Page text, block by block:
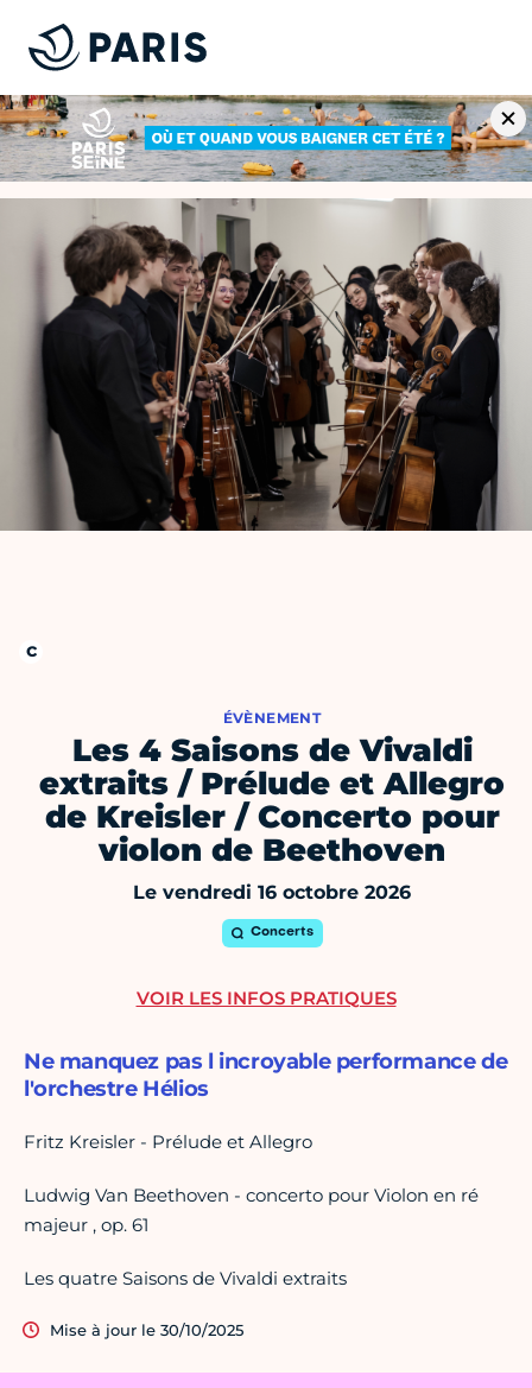
ÉVÈNEMENT
Les 4 Saisons de Vivaldi
extraits / Prélude et Allegro
de Kreisler / Concerto pour
violon de Beethoven
Le vendredi 16 octobre 2026
Concerts
Ne manquez pas l incroyable performance de
l'orchestre Hélios
Fritz Kreisler - Prélude et Allegro
Ludwig Van Beethoven - concerto pour Violon en ré
majeur , op. 61
Les quatre Saisons de Vivaldi extraits
Mise à jour le 30/10/2025
VOIR LES INFOS PRATIQUES